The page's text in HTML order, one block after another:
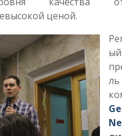
ценой.
ый
ль